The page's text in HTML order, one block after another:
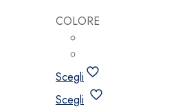
COLORE
Scegli
Scegli Questo